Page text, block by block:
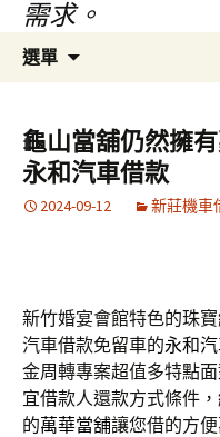
需求。
選單
容
區
龜山當舖仍然擁
永和汽車借款
2024-09-12 新莊機車
新竹婚宴會館特色的珠寶
汽車借款免留車的永和
金周轉專案超值多特點
宜借款人還款方式條件
的萬華當舖讓您借的方